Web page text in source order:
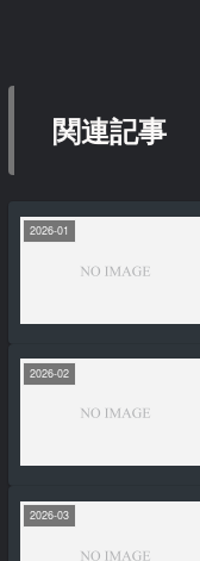
関連記事
2026-01
2026-02
2026-03